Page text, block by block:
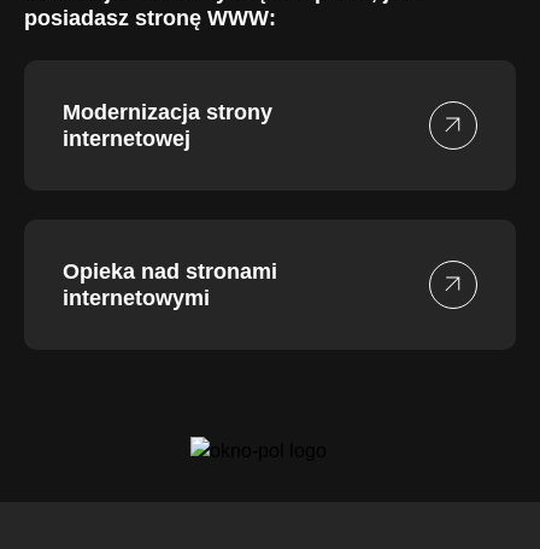
posiadasz stronę WWW:
Modernizacja strony
internetowej
Opieka nad stronami
internetowymi